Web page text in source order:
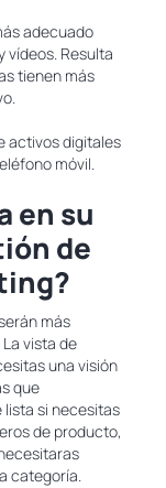
adecuado
vídeos. Resulta
tienen más
activos digitales
móvil.
en su
de
más
vista de
una visión
que
lista si necesitas
de producto,
categoría.